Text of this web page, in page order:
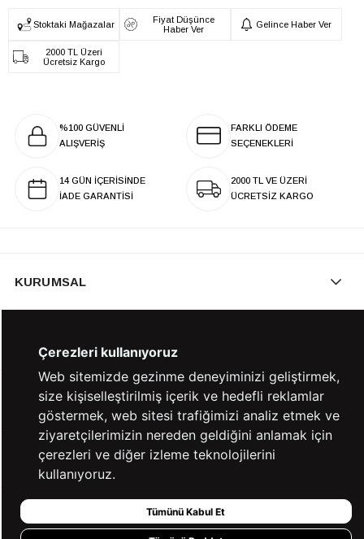
Stoktaki Mağazalar
Fiyat Düşünce
Haber Ver
Gelince Haber Ver
2000 TL Üzeri
Ücretsiz Kargo
%100 GÜVENLİ
ALIŞVERİŞ
FARKLI ÖDEME
SEÇENEKLERİ
14 GÜN İÇERİSİNDE
İADE GARANTİSİ
2000 TL VE ÜZERİ
ÜCRETSİZ KARGO
KURUMSAL
YARDIM
BİZE ULAŞIN
HIZLI ERİŞİM
Çerezleri kullanıyoruz
Web sitemizde gezinme deneyiminizi geliştirmek,
size kişiselleştirilmiş içerik ve hedefli reklamlar
göstermek, web sitesi trafiğimizi analiz etmek ve
ziyaretçilerimizin nereden geldiğini anlamak için
çerezleri ve diğer izleme teknolojilerini
kullanıyoruz.
Tümünü Kabul Et